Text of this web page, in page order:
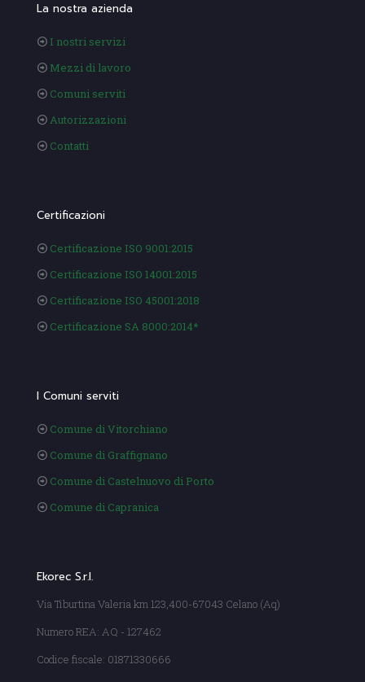
La nostra azienda
I nostri servizi
Mezzi di lavoro
Comuni serviti
Autorizzazioni
Contatti
Certificazioni
Certificazione ISO 9001:2015
Certificazione ISO 14001:2015
Certificazione ISO 45001:2018
Certificazione SA 8000:2014*
I Comuni serviti
Comune di Vitorchiano
Comune di Graffignano
Comune di Castelnuovo di Porto
Comune di Capranica
Ekorec S.r.l.
Via Tiburtina Valeria km 123,400-67043 Celano (Aq)
Numero REA: AQ - 127462
Codice fiscale: 01871330666